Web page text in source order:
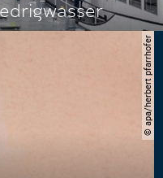
© apa/herbert pfarrhofer